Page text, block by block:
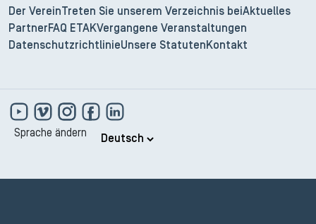
Der Verein Treten Sie unserem Verzeichnis bei Aktuelles
Partner FAQ ETAKVergangene Veranstaltungen
DatenschutzrichtlinieUnsere Statuten Kontakt
Sprache ändern